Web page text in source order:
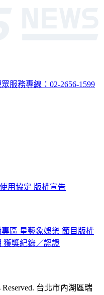
服務專線：02-2656-1599
用協定 版權宣告
區 星藝象娛樂 節目版權
獲獎紀錄／認證
台北市內湖區瑞